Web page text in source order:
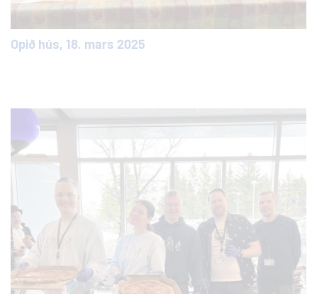
Opið hús, 18. mars 2025